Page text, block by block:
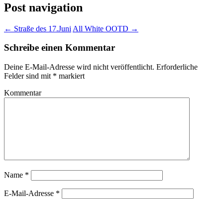
Post navigation
← Straße des 17.Juni All White OOTD →
Schreibe einen Kommentar
Deine E-Mail-Adresse wird nicht veröffentlicht. Erforderliche
Felder sind mit * markiert
Kommentar
Name *
E-Mail-Adresse *